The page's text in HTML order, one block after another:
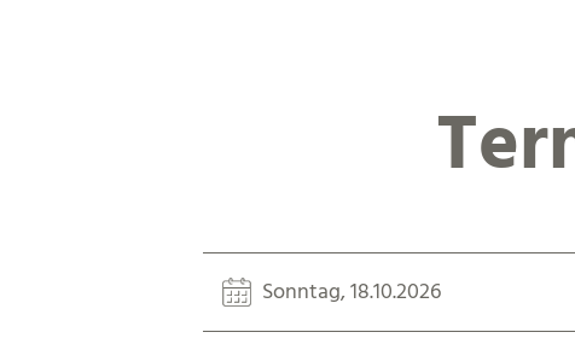
Sonntag, 18.10.2026